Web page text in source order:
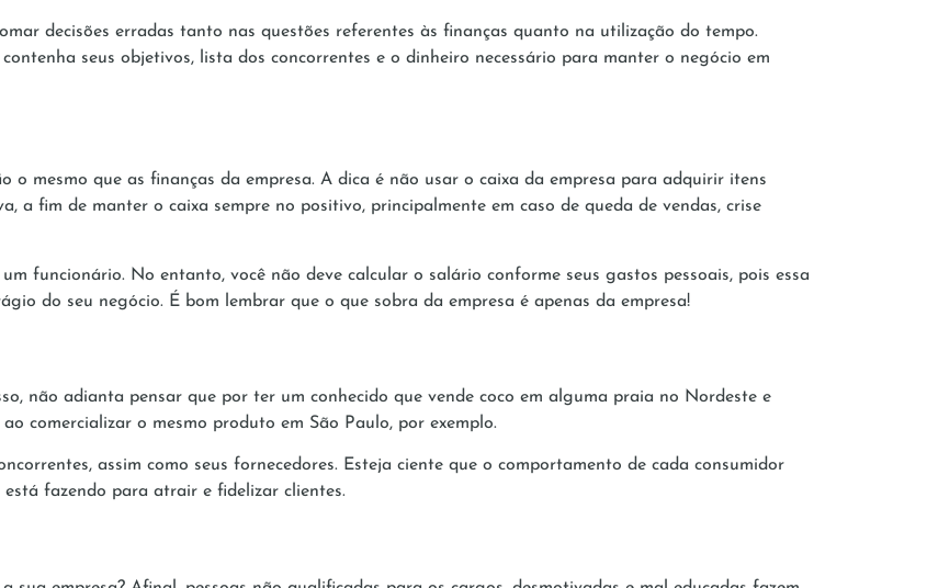
decisões erradas tanto nas questões referentes às finanças quanto na utilização do tempo.
seus objetivos, lista dos concorrentes e o dinheiro necessário para manter o negócio em
o mesmo que as finanças da empresa. A dica é não usar o caixa da empresa para adquirir itens
a fim de manter o caixa sempre no positivo, principalmente em caso de queda de vendas, crise
funcionário. No entanto, você não deve calcular o salário conforme seus gastos pessoais, pois essa
do seu negócio. É bom lembrar que o que sobra da empresa é apenas da empresa!
não adianta pensar que por ter um conhecido que vende coco em alguma praia no Nordeste e
comercializar o mesmo produto em São Paulo, por exemplo.
assim como seus fornecedores. Esteja ciente que o comportamento de cada consumidor
fazendo para atrair e fidelizar clientes.